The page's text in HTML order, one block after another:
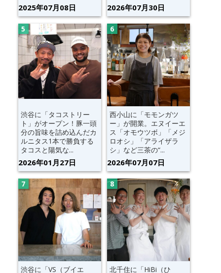
2025年07月08日 2026年07月30日
渋谷に「タコストリー
ト」がオープン！豚一頭
分の旨味を詰め込んだカ
ルニタス1本で勝負する
タコスと陽気な...
2026年01月27日
西小山に「モモンガツ
ー」が開業。エヌイーエ
ス「オモウツボ」「メジ
ロオシ」「アライザラ
シ」など三茶の“...
2026年07月07日
渋谷に「VS（ブイエ
北千住に「HiBi（ひ